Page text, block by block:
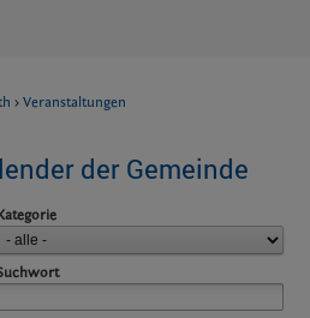
> Veranstaltungen
der Gemeinde